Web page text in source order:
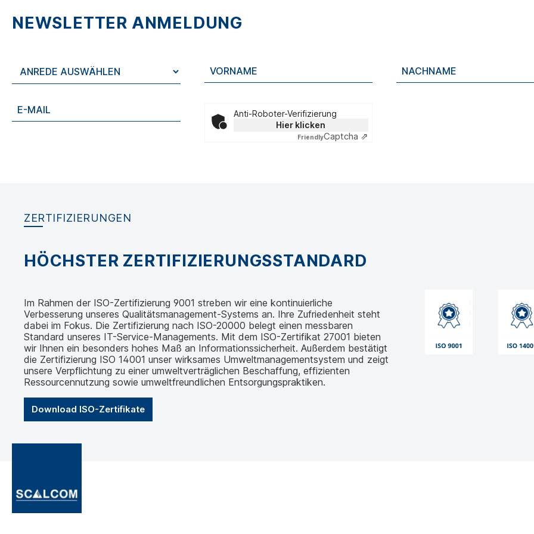
NEWSLETTER ANMELDUNG
Anti-Roboter-Verifizierung
Hier klicken
FriendlyCaptcha ⇗
ZERTIFIZIERUNGEN
HÖCHSTER ZERTIFIZIERUNGSSTANDARD
Im Rahmen der ISO-Zertifizierung 9001 streben wir eine kontinuierliche
Verbesserung unseres Qualitätsmanagement-Systems an. Ihre Zufriedenheit steht
dabei im Fokus. Die Zertifizierung nach ISO-20000 belegt einen messbaren
Standard unseres IT-Service-Managements. Mit dem ISO-Zertifikat 27001 bieten
wir Ihnen ein besonders hohes Maß an Informationssicherheit. Außerdem bestätigt
die Zertifizierung ISO 14001 unser wirksames Umweltmanagementsystem und zeigt
unsere Verpflichtung zu einer umweltverträglichen Beschaffung, effizienten
Ressourcennutzung sowie umweltfreundlichen Entsorgungspraktiken.
Download ISO-Zertifikate